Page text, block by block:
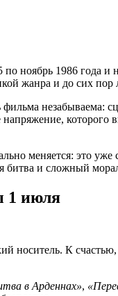
ноябрь 1986 года и
жанра и до сих
фильма незабываема:
меняется: это
битва и сложный
1 июля
носитель. К
в Арденнах»,